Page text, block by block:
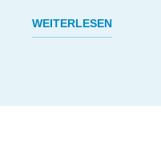
WEITERLESEN